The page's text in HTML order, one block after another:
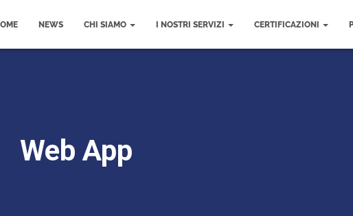
NEWS CHI SIAMO I NOSTRI SERVIZI CERTIFICAZIONI
Web App